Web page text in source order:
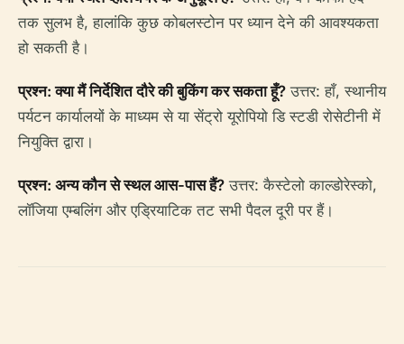
तक सुलभ है, हालांकि कुछ कोबलस्टोन पर ध्यान देने की आवश्यकता
हो सकती है।
प्रश्न: क्या मैं निर्देशित दौरे की बुकिंग कर सकता हूँ? उत्तर: हाँ, स्थानीय
पर्यटन कार्यालयों के माध्यम से या सेंट्रो यूरोपियो डि स्टडी रोसेटीनी में
नियुक्ति द्वारा।
प्रश्न: अन्य कौन से स्थल आस-पास हैं? उत्तर: कैस्टेलो काल्डोरेस्को,
लॉजिया एम्बलिंग और एड्रियाटिक तट सभी पैदल दूरी पर हैं।